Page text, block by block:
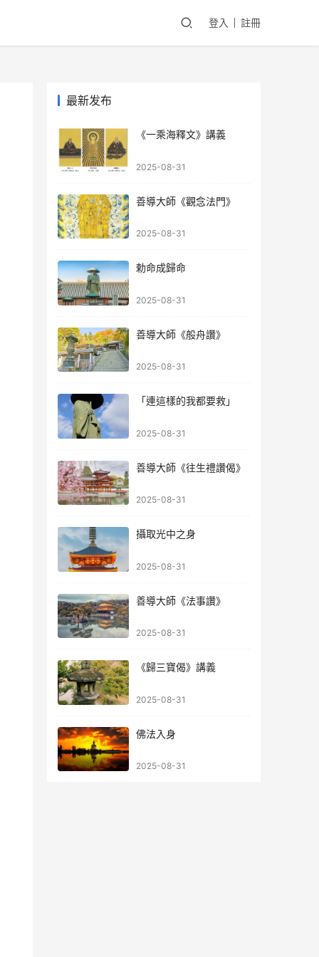
登入 註冊
最新发布
《一乘海釋文》講義
2025-08-31
善導大師《觀念法門》
2025-08-31
勅命成歸命
2025-08-31
善導大師《般舟讚》
2025-08-31
「連這樣的我都要救」
2025-08-31
善導大師《往生禮讚偈》
2025-08-31
攝取光中之身
2025-08-31
善導大師《法事讚》
2025-08-31
《歸三寶偈》講義
2025-08-31
佛法入身
2025-08-31